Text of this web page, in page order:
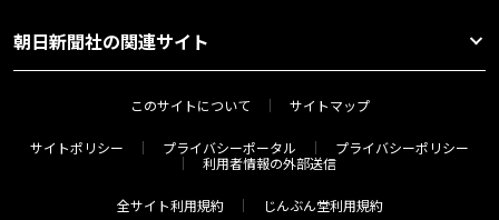
朝日新聞社の関連サイト
このサイトについて サイトマップ
サイトポリシー プライバシーポータル
プライバシーポリシー
利用者情報の外部送信
全サイト利用規約 じんぶん堂利用規約